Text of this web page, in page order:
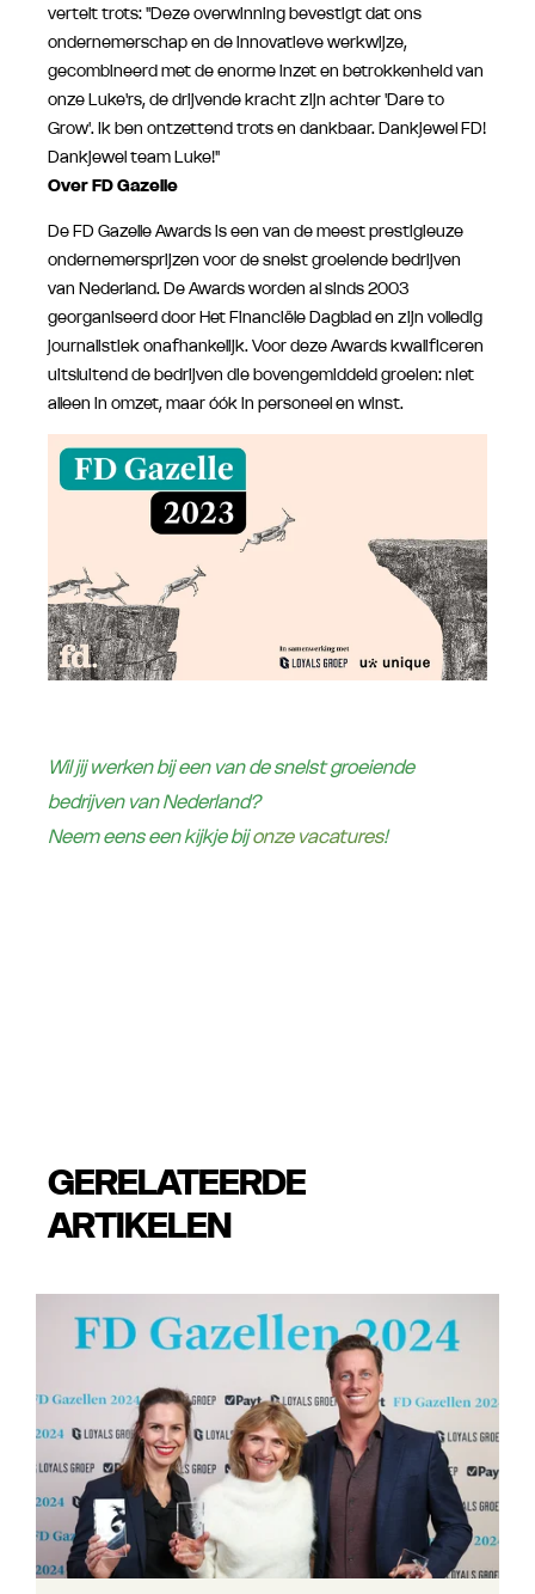
vertelt trots: "Deze overwinning bevestigt dat ons
ondernemerschap en de innovatieve werkwijze,
gecombineerd met de enorme inzet en betrokkenheid van
onze Luke'rs, de drijvende kracht zijn achter 'Dare to
Grow'. Ik ben ontzettend trots en dankbaar. Dankjewel FD!
Dankjewel team Luke!"
Over FD Gazelle
De FD Gazelle Awards is een van de meest prestigieuze
ondernemersprijzen voor de snelst groeiende bedrijven
van Nederland. De Awards worden al sinds 2003
georganiseerd door Het Financiële Dagblad en zijn volledig
journalistiek onafhankelijk. Voor deze Awards kwalificeren
uitsluitend de bedrijven die bovengemiddeld groeien: niet
alleen in omzet, maar óók in personeel en winst.
Wil jij werken bij een van de snelst groeiende
bedrijven van Nederland?
Neem eens een kijkje bijonze vacatures!
GERELATEERDE
ARTIKELEN